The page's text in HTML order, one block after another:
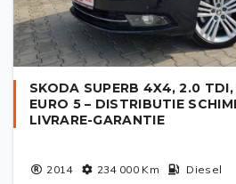
SKODA SUPERB 4X4, 2.0
EURO 5 – DISTRIBUTIE
LIVRARE-GARANTIE
2014 234 000Km Diesel